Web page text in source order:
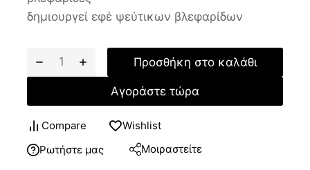
δημιουργεί εφέ ψεύτικων βλεφαρίδων
Προσθήκη στο καλάθι
Αγοράστε τώρα
Compare
Wishlist
Ρωτήστε μας
Μοιραστείτε